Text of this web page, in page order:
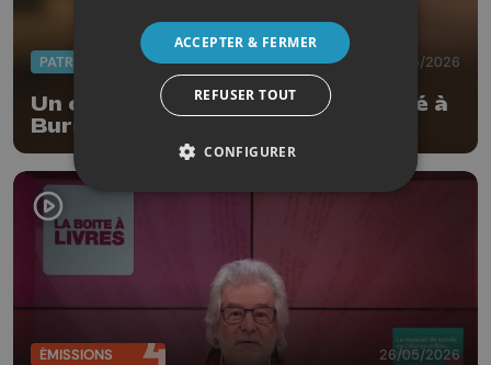
PATRIMOINE 27/05/2026
Un carnet du Patrimoine consacré à
Burdinne
ÉMISSIONS 26/05/2026
ACCEPTER & FERMER
REFUSER TOUT
CONFIGURER